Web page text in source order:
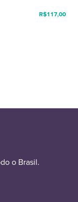
R$117,00
o Brasil.